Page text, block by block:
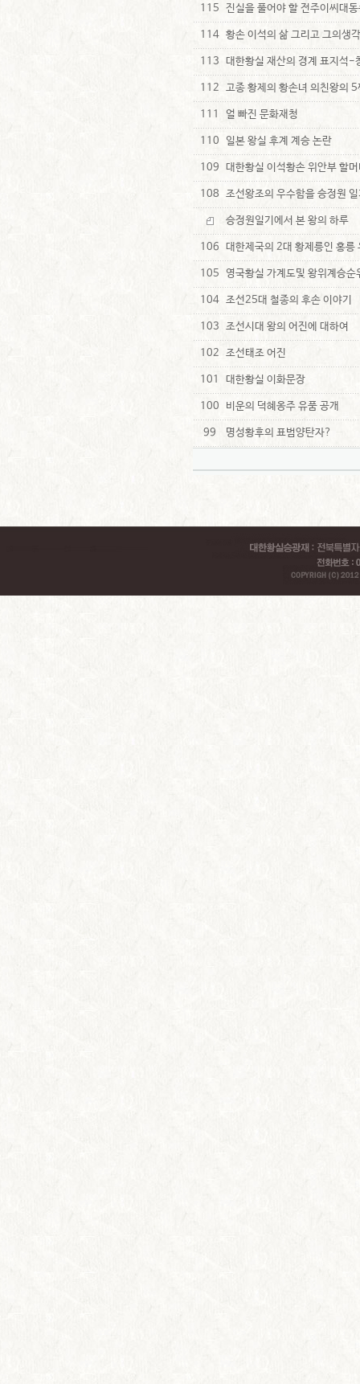
115 진실을 풀어야 할 전주이씨대
114 황손 이석의 삶 그리고 그의생각
113 대한황실 재산의 경계 표지석-
112 고종 황제의 황손녀 의친왕의
111 얼 빠진 문화재청
110 일본 왕실 후계 계승 논란
109 대한황실 이석황손 위안부 할
108 조선왕조의 우수함을 승정원
승정원일기에서 본 왕의 하루
106 대한제국의 2대 황제릉인 홍
105 영국황실 가계도및 왕위계승순
104 조선25대 철종의 후손 이야기
103 조선시대 왕의 어진에 대하여
102 조선태조 어진
101 대한황실 이화문장
100 비운의 덕혜옹주 유품 공개
99 명성황후의 표범양탄자?